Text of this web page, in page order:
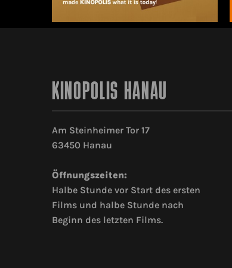
KINOPOLIS HANAU
Am Steinheimer Tor 17
63450 Hanau
Öffnungszeiten:
Halbe Stunde vor Start des ersten
Films und halbe Stunde nach
Beginn des letzten Films.